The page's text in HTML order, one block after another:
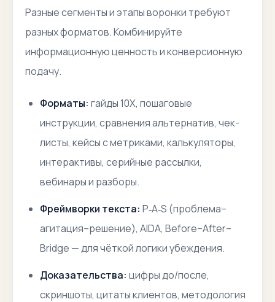
Разные сегменты и этапы воронки требуют
разных форматов. Комбинируйте
информационную ценность и конверсионную
подачу.
Форматы: гайды 10X, пошаговые
инструкции, сравнения альтернатив, чек-
листы, кейсы с метриками, калькуляторы,
интерактивы, серийные рассылки,
вебинары и разборы.
Фреймворки текста: P‑A‑S (проблема–
агитация–решение), AIDA, Before–After–
Bridge — для чёткой логики убеждения.
Доказательства: цифры до/после,
скриншоты, цитаты клиентов, методология